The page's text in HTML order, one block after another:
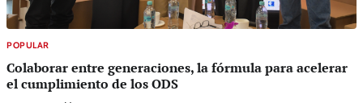
POPULAR
Colaborar entre generaciones, la fórmula para acelerar
el cumplimiento de los ODS